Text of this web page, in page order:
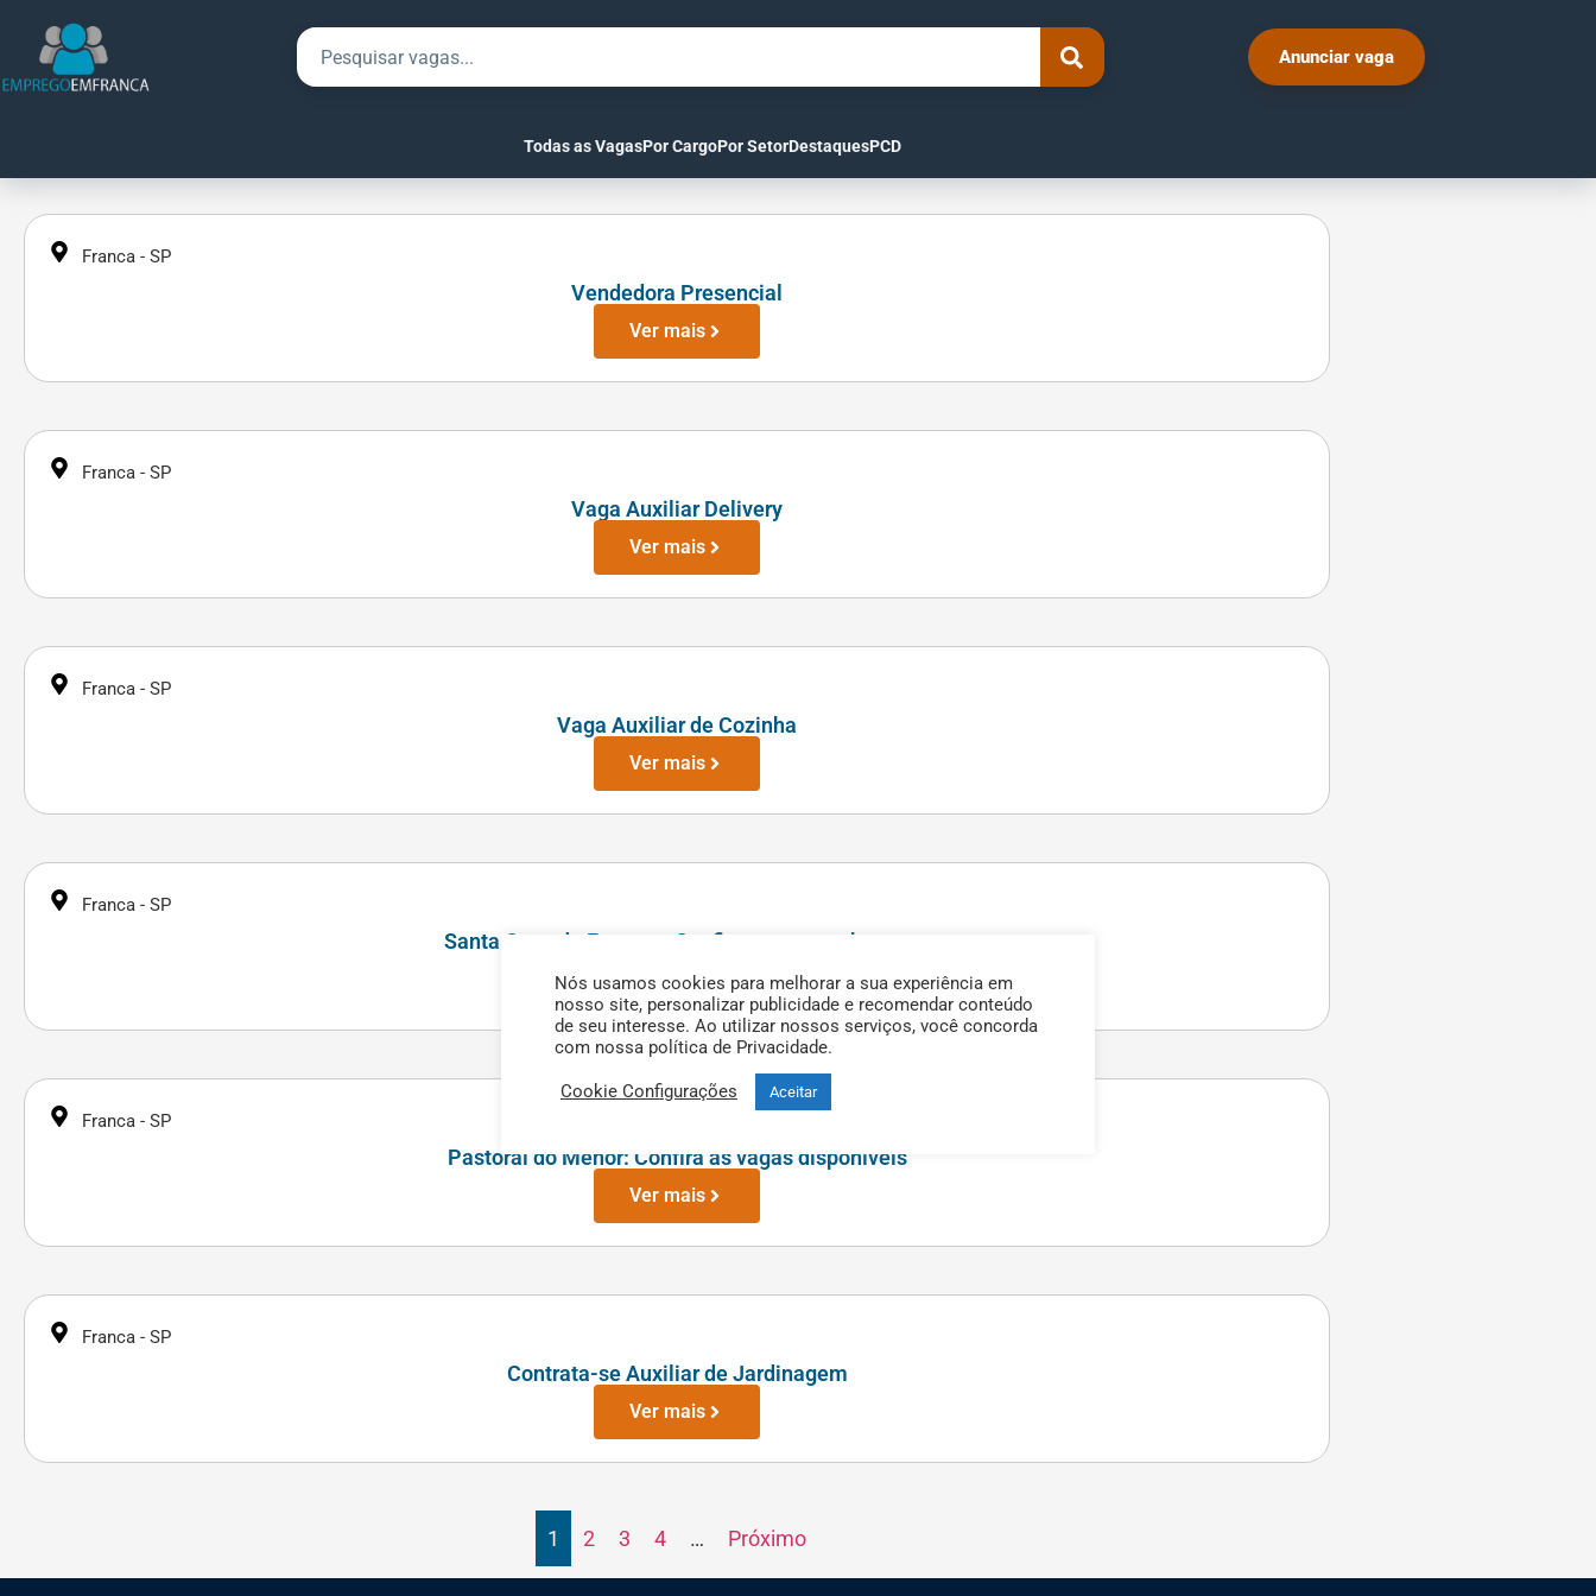
Anunciar vaga
Todas as VagasPor CargoPor SetorDestaquesPCD
Franca - SP
Vendedora Presencial
Ver mais
Franca - SP
Vaga Auxiliar Delivery
Ver mais
Franca - SP
Vaga Auxiliar de Cozinha
Ver mais
Franca - SP
Santa Casa de Franca – Confira as vagas abertas
Ver mais
Franca - SP
Pastoral do Menor: Confira as vagas disponíveis
Ver mais
Franca - SP
Contrata-se Auxiliar de Jardinagem
Ver mais
1 2 3 4 … Próximo
Nós usamos cookies para melhorar a sua experiência em
nosso site, personalizar publicidade e recomendar conteúdo
de seu interesse. Ao utilizar nossos serviços, você concorda
com nossa política de Privacidade.
Cookie Configurações Aceitar